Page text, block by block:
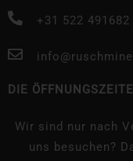
+31 522 491682
DIE
Wir sind nur nach
uns besuchen?